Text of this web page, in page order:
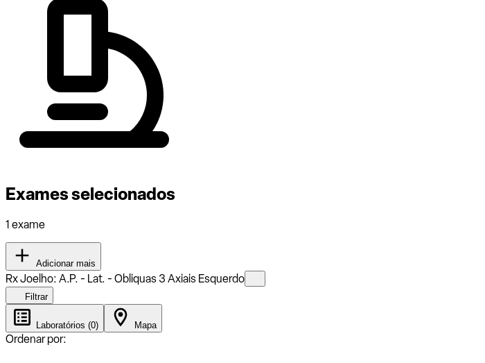
Exames selecionados
1 exame
Adicionar mais
Rx Joelho: A.P. - Lat. - Obliquas 3 Axiais Esquerdo
Filtrar
Laboratórios (0) Mapa
Ordenar por: